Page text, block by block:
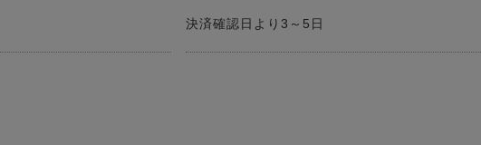
決済確認日より3～5日